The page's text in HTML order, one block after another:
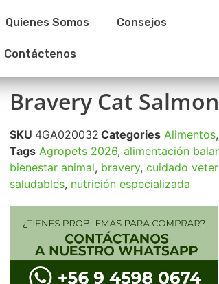
Quienes Somos Consejos
Contáctenos
Bravery Cat
SKU 4GA020032 Categories Alimentos,
Tags Agropets 2026, alimentación
bienestar animal, bravery, cuidado
saludables, nutrición especializada